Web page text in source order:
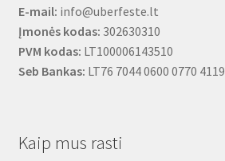
E-mail: info@uberfeste.lt
Įmonės kodas: 302630310
PVM kodas: LT100006143510
Seb Bankas: LT76 7044 0600 0770 4119
Kaip mus rasti